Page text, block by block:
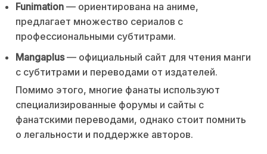
Funimation — ориентирована на аниме,
предлагает множество сериалов с
профессиональными субтитрами.
Mangaplus— официальный сайт для чтения манги
с субтитрами и переводами от издателей.
Помимо этого, многие фанаты используют
специализированные форумы и сайты с
фанатскими переводами, однако стоит помнить
о легальности и поддержке авторов.